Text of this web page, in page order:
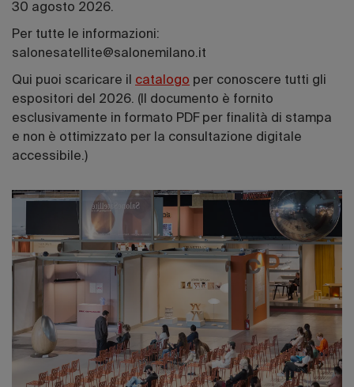
30 agosto 2026.
Per tutte le informazioni:
salonesatellite@salonemilano.it
Qui puoi scaricare il catalogo per conoscere tutti gli
espositori del 2026. (Il documento è fornito
esclusivamente in formato PDF per finalità di stampa
e non è ottimizzato per la consultazione digitale
accessibile.)